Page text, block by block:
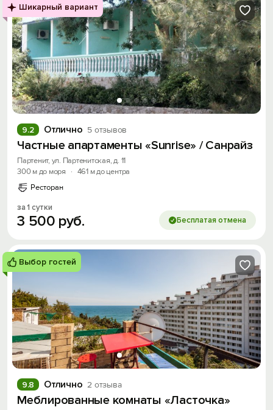
Шикарный вариант
Отлично 5 отзывов
9.2
Частные апартаменты «Sunrise» / Санрайз
Партенит, ул. Партенитская, д. 11
300 м до моря
· 461 м до центра
Ресторан
за 1 сутки
3 500 руб. Бесплатая отмена
Выбор гостей
Отлично 2 отзыва
9.8
Меблированные комнаты «Ласточка»